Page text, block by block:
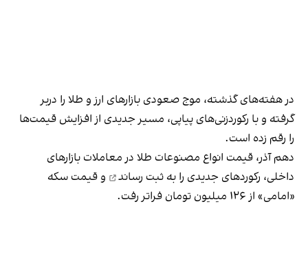
در هفته‌های گذشته، موج صعودی بازارهای ارز و طلا را دربر
گرفته و با رکوردزنی‌های پیاپی، مسیر جدیدی از افزایش قیمت‌ها
را رقم زده است.
دهم آذر، قیمت انواع مصنوعات طلا در معاملات بازارهای
داخلی، رکوردهای جدیدی را به ثبت رساند
و قیمت سکه
«امامی» از ۱۲۶ میلیون تومان فراتر رفت.